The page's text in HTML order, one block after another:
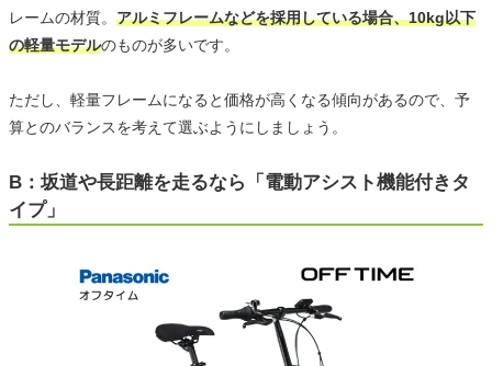
レームの材質。 アルミフレームなどを採用している場合、10kg以下
の軽量モデルのものが多いです。
ただし、軽量フレームになると価格が高くなる傾向があるので、予
算とのバランスを考えて選ぶようにしましょう。
B：坂道や長距離を走るなら「電動アシスト機能付きタ
イプ」